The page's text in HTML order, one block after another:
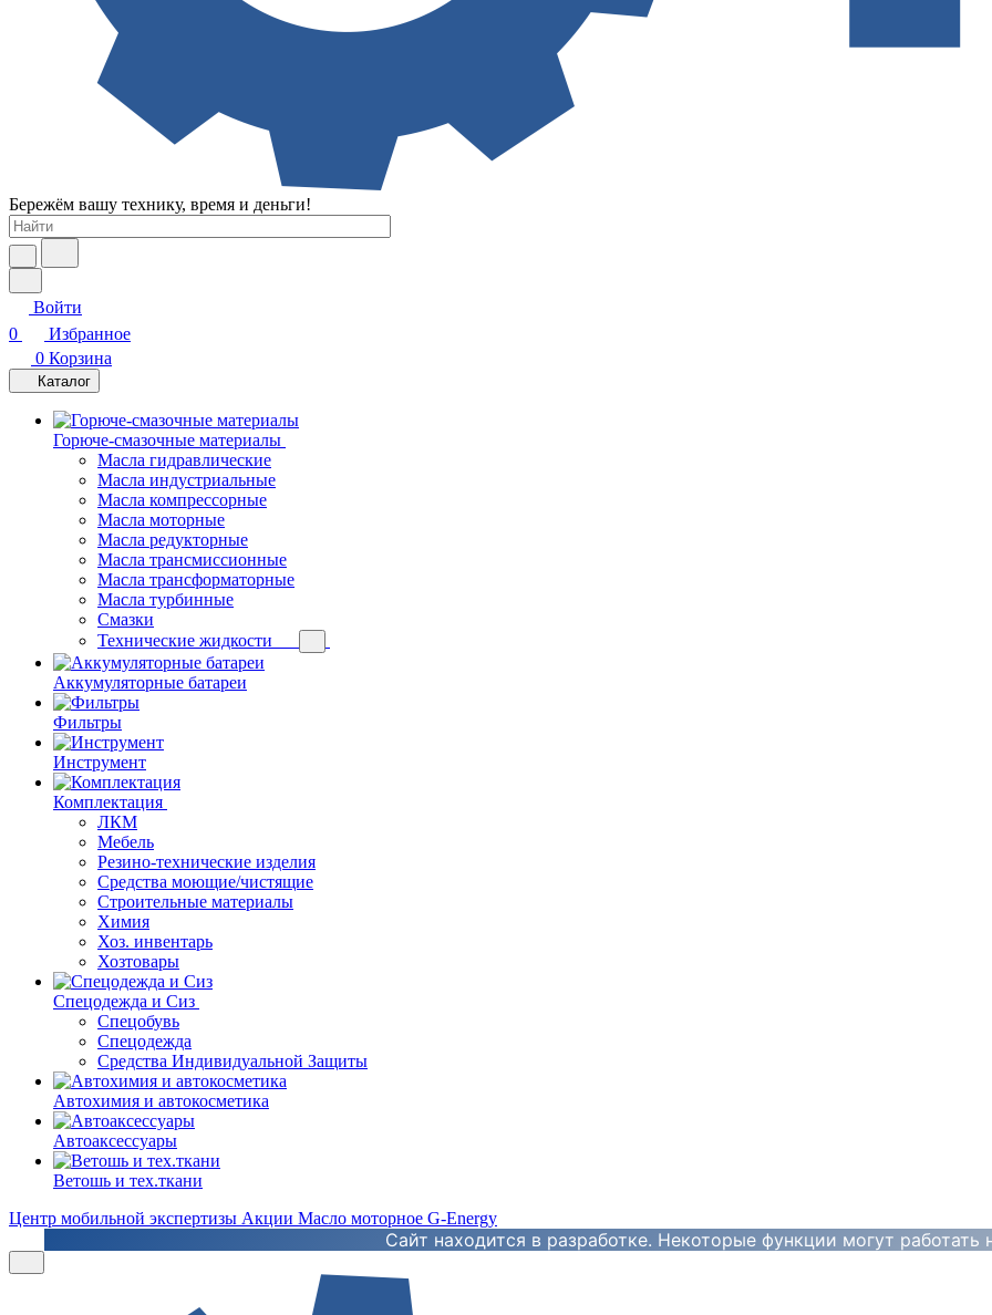
Бережём вашу технику, время и деньги!
Войти
0
Избранное
0 Корзина
Каталог
Горюче-смазочные материалы
Масла гидравлические
Масла индустриальные
Масла компрессорные
Масла моторные
Масла редукторные
Масла трансмиссионные
Масла трансформаторные
Масла турбинные
Смазки
Технические жидкости
Аккумуляторные батареи
Фильтры
Инструмент
Комплектация
ЛКМ
Мебель
Резино-технические изделия
Средства моющие/чистящие
Строительные материалы
Химия
Хоз. инвентарь
Хозтовары
Спецодежда и Сиз
Спецобувь
Спецодежда
Средства Индивидуальной Защиты
Автохимия и автокосметика
Автоаксессуары
Ветошь и тех.ткани
Центр мобильной экспертизы Акции Масло моторное G-Energy
Сайт находится в разработке. Некоторые функции могут работать